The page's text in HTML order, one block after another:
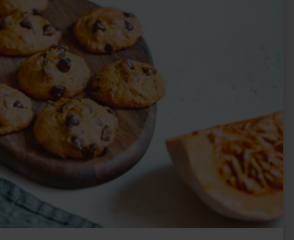
zamkniętą fabrycznie
zanurzoną w wodzie
Po tym czasie odstaw go
studził, ubij kremówkę na
z serkiem mascarpone